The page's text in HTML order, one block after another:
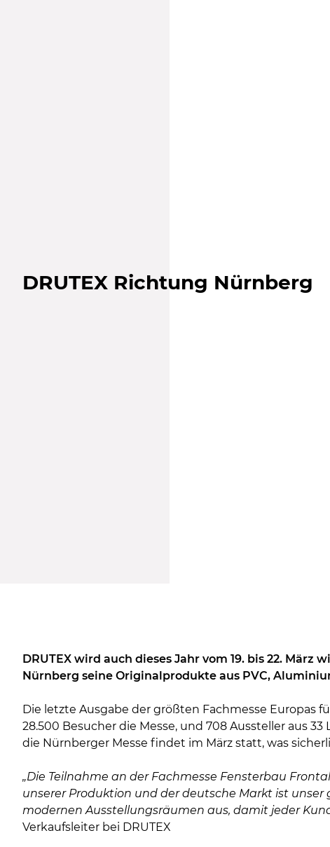
DRUTEX Richtung Nürnberg
DRUTEX wird auch dieses Jahr vom 19. bis 22.
Nürnberg seine Originalprodukte aus PVC,
Die letzte Ausgabe der größten Fachmesse Europas
28.500 Besucher die Messe, und 708 Aussteller aus
die Nürnberger Messe findet im März statt, was
„Die Teilnahme an der Fachmesse Fensterbau
unserer Produktion und der deutsche Markt ist
modernen Ausstellungsräumen aus, damit jeder
Verkaufsleiter bei DRUTEX